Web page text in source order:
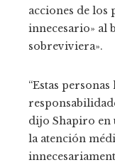
acciones de los
innecesario» al
sobreviviera».
“Estas
dijo Shapiro en
la atención